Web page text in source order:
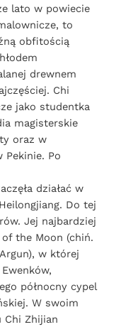
lato w powiecie
to
obfitością
drewnem
Chi
jako studentka
magisterskie
oraz w
Po
działać w
Do tej
Jej najbardziej
the Moon (chiń.
w której
północny cypel
W swoim
Zhijian